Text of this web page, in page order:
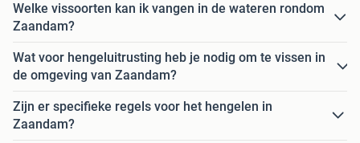
Welke vissoorten kan ik vangen in de wateren rondom
Zaandam?
Wat voor hengeluitrusting heb je nodig om te vissen in
de omgeving van Zaandam?
Zijn er specifieke regels voor het hengelen in
Zaandam?